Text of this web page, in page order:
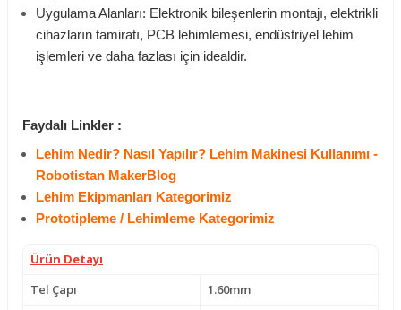
Uygulama Alanları: Elektronik bileşenlerin montajı, elektrikli
cihazların tamiratı, PCB lehimlemesi, endüstriyel lehim
işlemleri ve daha fazlası için idealdir.
Faydalı Linkler :
Lehim Nedir? Nasıl Yapılır? Lehim Makinesi Kullanımı -
Robotistan MakerBlog
Lehim Ekipmanları Kategorimiz
Prototipleme / Lehimleme Kategorimiz
Ürün Detayı
Tel Çapı
1.60mm